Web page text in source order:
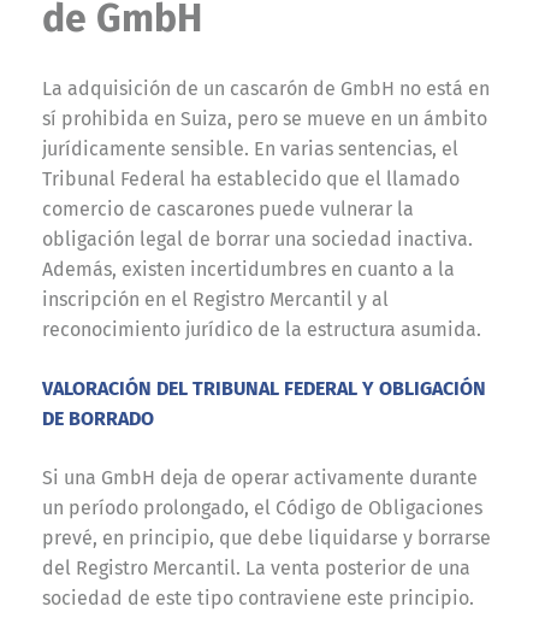
de GmbH
La adquisición de un cascarón de GmbH no está en
sí prohibida en Suiza, pero se mueve en un ámbito
jurídicamente sensible. En varias sentencias, el
Tribunal Federal ha establecido que el llamado
comercio de cascarones puede vulnerar la
obligación legal de borrar una sociedad inactiva.
Además, existen incertidumbres en cuanto a la
inscripción en el Registro Mercantil y al
reconocimiento jurídico de la estructura asumida.
VALORACIÓN DEL TRIBUNAL FEDERAL Y OBLIGACIÓN
DE BORRADO
Si una GmbH deja de operar activamente durante
un período prolongado, el Código de Obligaciones
prevé, en principio, que debe liquidarse y borrarse
del Registro Mercantil. La venta posterior de una
sociedad de este tipo contraviene este principio.